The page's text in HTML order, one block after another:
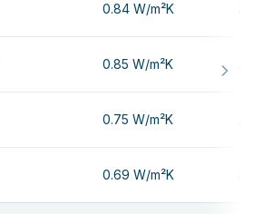
0.84 W/m²K
0.85 W/m²K
0.75 W/m²K
0.69 W/m²K